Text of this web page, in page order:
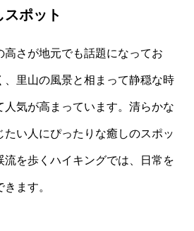
ポット
高さが地元でも話題になってお
、里山の風景と相まって静穏な時
人気が高まっています。清らかな
たい人にぴったりな癒しのスポッ
流を歩くハイキングでは、日常を
ます。